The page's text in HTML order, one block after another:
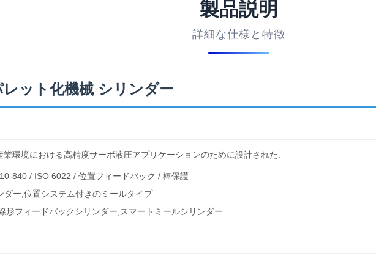
製品説明
詳細な仕様と特徴
ット化機械 シリンダー
環境における高精度サーボ液圧アプリケーションのために設計された.
840 / ISO 6022 / 位置フィードバック / 棒保護
ダー,位置システム付きのミールタイプ
形フィードバックシリンダー,スマートミールシリンダー